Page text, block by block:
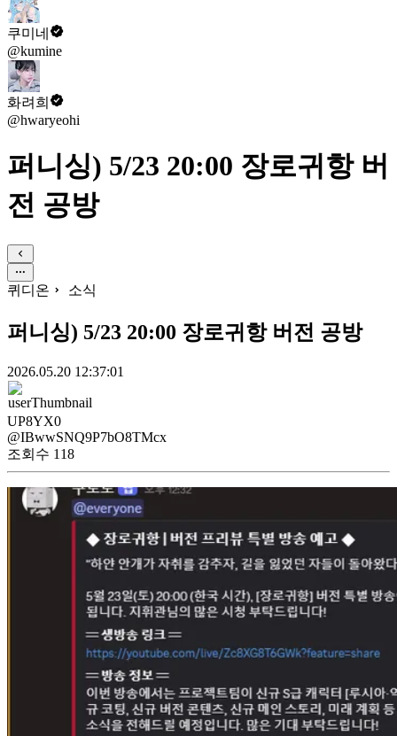
쿠미네
@kumine
화려희
@hwaryeohi
퍼니싱) 5/23 20:00 장로귀항 버
전 공방
퀴디온 소식
퍼니싱) 5/23 20:00 장로귀항 버전 공방
2026.05.20 12:37:01
UP8YX0
@IBwwSNQ9P7bO8TMcx
조회수 118